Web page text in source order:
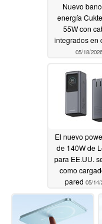
Nuevo
energía
55W con
integrados en
05/18/2026
El nuevo
de 140W de
para EE.UU.
como
pared 05/14/